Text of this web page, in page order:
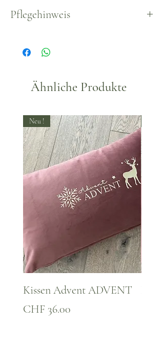
Pflegehinweis
Ähnliche Produkte
Neu !
Kissen Advent ADVENT
Preis
CHF 36.00